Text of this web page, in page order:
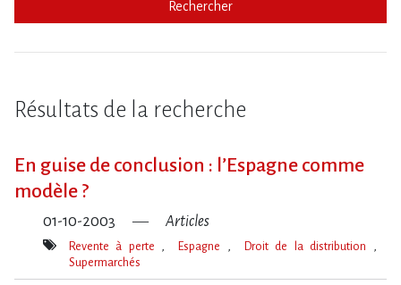
Rechercher
Résultats de la recherche
En guise de conclusion : l’Espagne comme
modèle ?
01-10-2003 Articles
Mot(s)-
Revente à perte Espagne
Droit de la distribution
Supermarchés